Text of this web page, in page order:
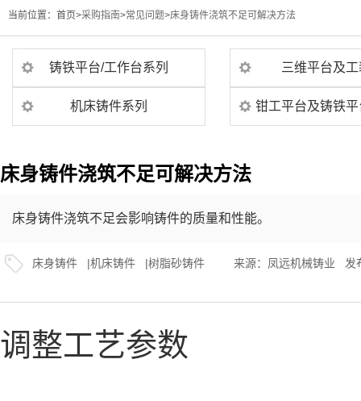
当前位置： 首页>采购指南>常见问题>床身铸件浇筑不足可解决方法
铸铁平台/工作台系列 三维平台及
机床铸件系列 钳工平台及铸铁
床身铸件浇筑不足可解决方法
床身铸件浇筑不足会影响铸件的质量和性能。
床身铸件 |机床铸件 |树脂砂铸件 来源： 凤远机械铸业 发
调整工艺参数